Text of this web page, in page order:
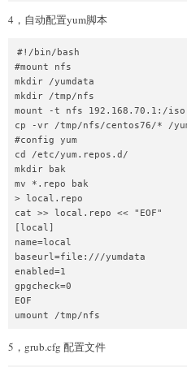
xconfig  --startxonboot
bootloader --append="
# Partition clearing
clearpart --all --initlabel
# Disk partitioning information
part /boot/efi --fstype="efi" --
part /boot --fstype="xfs" --
part pv.168 --fstype="lvmpv"
volgroup centos --pesize=4096
logvol swap  --fstype="swap" --
logvol /  --fstype="xfs" --
logvol /data  --fstype="xfs" --
#Accept license
eula --agreed
%packages
@^graphical-server-environment
@base
@core
@desktop-debugging
@dial-up
@gnome-desktop
4，自动配置yum脚本
#!/bin/bash
#mount nfs
mkdir /yumdata
mkdir /tmp/nfs
mount -t nfs 192.168.70.1:/
cp -vr /tmp/nfs/centos76/* /
#config yum
cd /etc/yum.repos.d/
mkdir bak
mv *.repo bak
> local.repo
cat >> local.repo << "EOF"
[local]
name=local
baseurl=file:///yumdata
enabled=1
gpgcheck=0
EOF
umount /tmp/nfs
5，grub.cfg 配置文件